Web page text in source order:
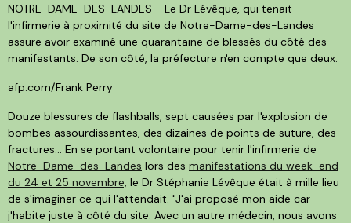
NOTRE-DAME-DES-LANDES - Le Dr Lévêque, qui tenait
l'infirmerie à proximité du site de Notre-Dame-des-Landes
assure avoir examiné une quarantaine de blessés du côté des
manifestants. De son côté, la préfecture n'en compte que deux.
afp.com/Frank Perry
Douze blessures de flashballs, sept causées par l'explosion de
bombes assourdissantes, des dizaines de points de suture, des
fractures... En se portant volontaire pour tenir l'infirmerie de
Notre-Dame-des-Landes lors des manifestations du week-end
du 24 et 25 novembre, le Dr Stéphanie Lévêque était à mille lieu
de s'imaginer ce qui l'attendait. "J'ai proposé mon aide car
j'habite juste à côté du site. Avec un autre médecin, nous avons